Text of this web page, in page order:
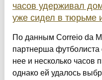
часов удерживал
уже сидел в тюрьме
По данным Correio da
партнерша
нее и несколько часов
однако ей удалось